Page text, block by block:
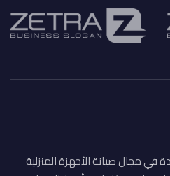
في مجال صيانة الأجهزة المنزلية